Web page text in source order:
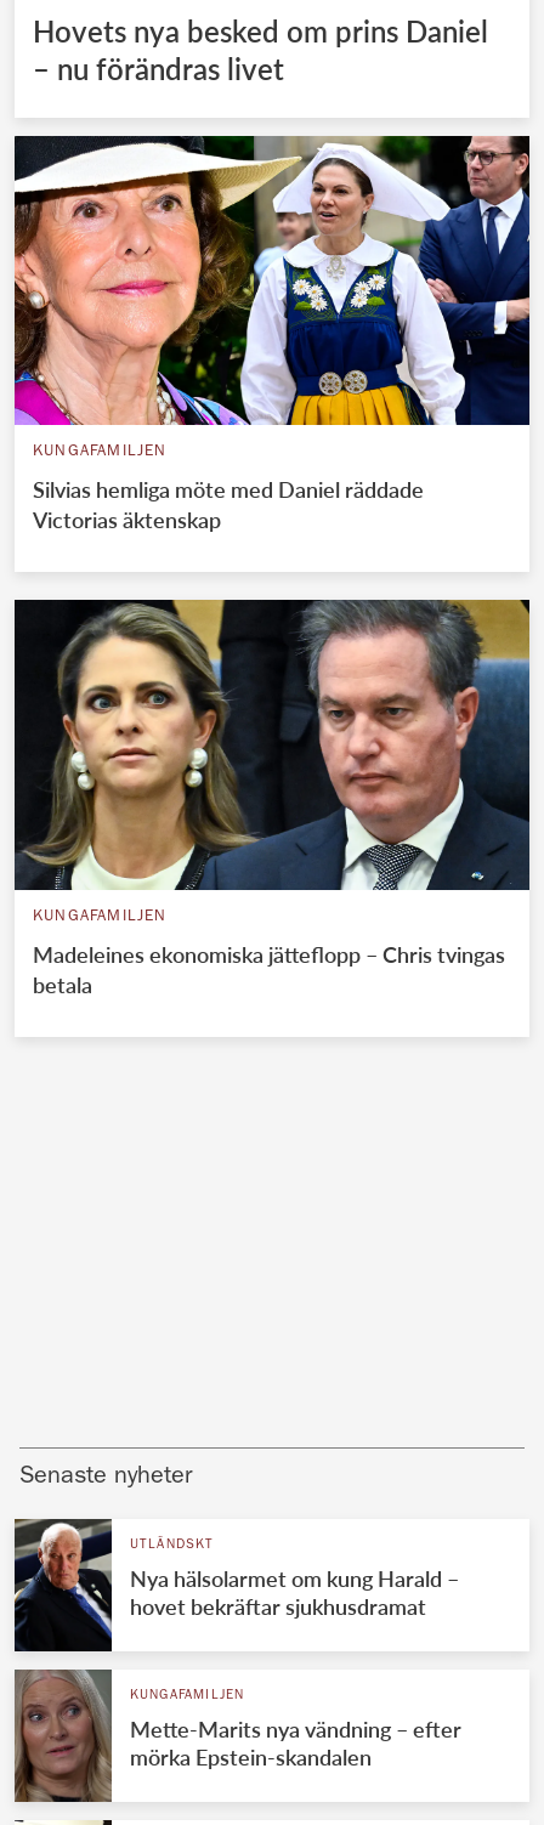
Hovets nya besked om prins Daniel
– nu förändras livet
KUNGAFAMILJEN
Silvias hemliga möte med Daniel räddade
Victorias äktenskap
KUNGAFAMILJEN
Madeleines ekonomiska jätteflopp – Chris tvingas
betala
Senaste nyheter
UTLÄNDSKT
Nya hälsolarmet om kung Harald –
hovet bekräftar sjukhusdramat
KUNGAFAMILJEN
Mette-Marits nya vändning – efter
mörka Epstein-skandalen